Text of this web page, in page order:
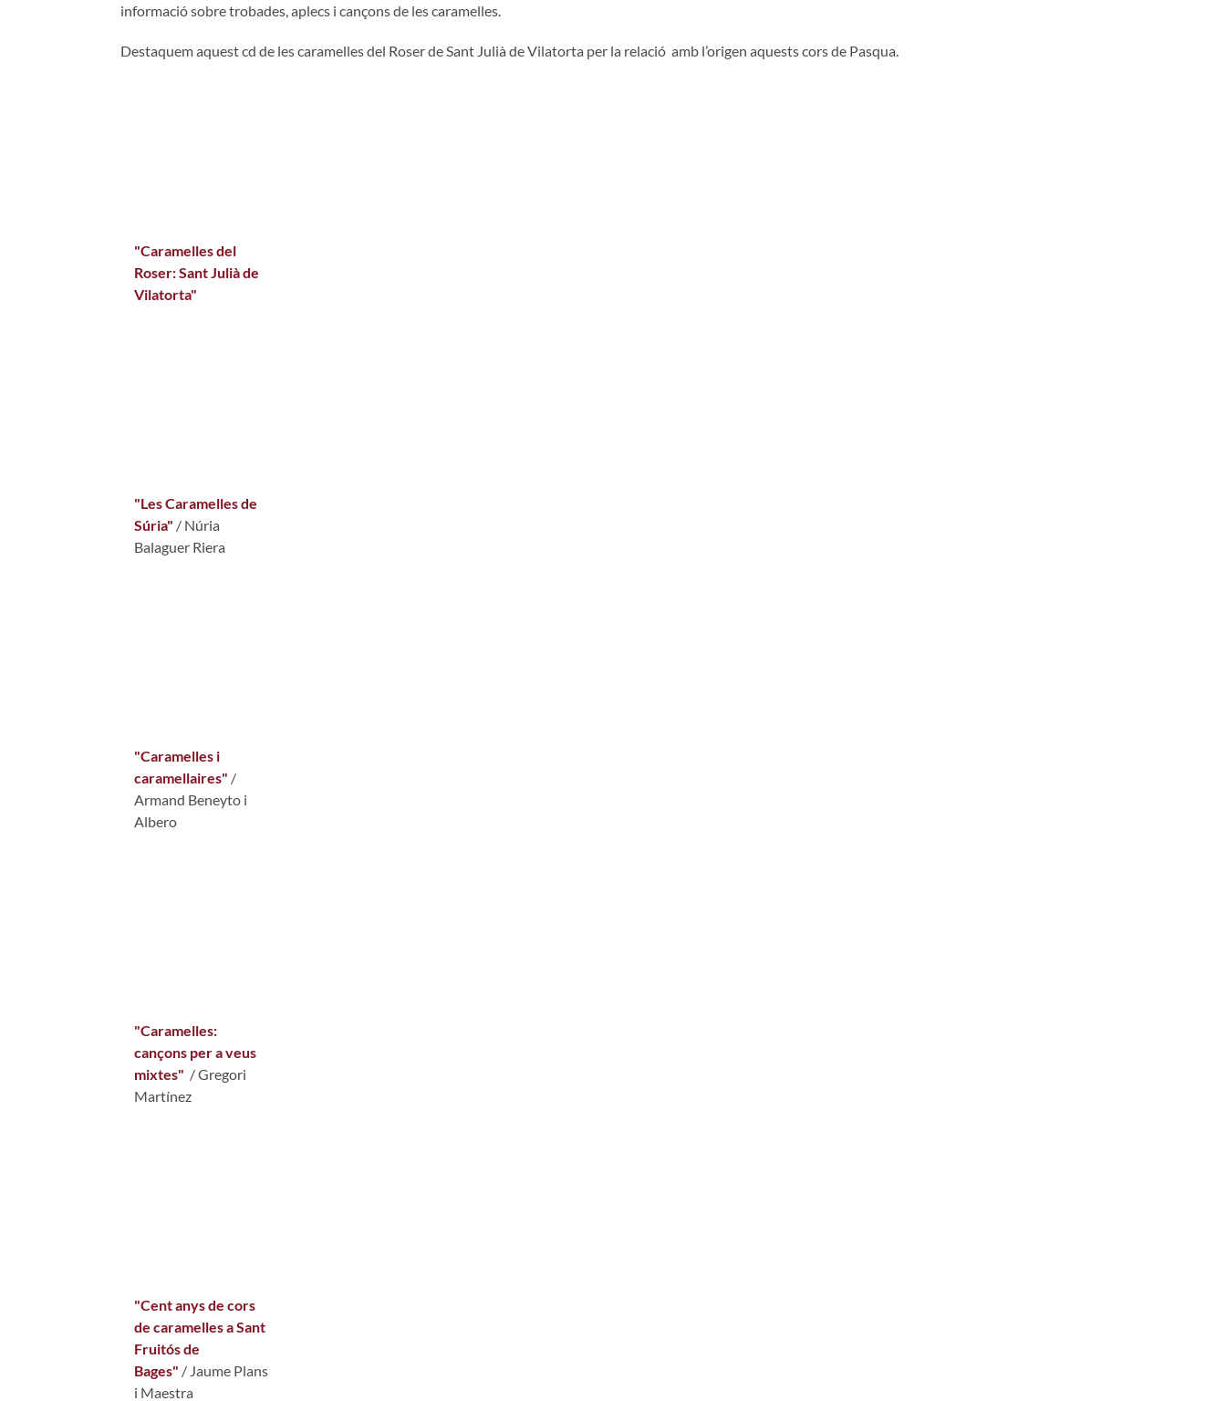
informació sobre trobades, aplecs i cançons de les caramelles.
Destaquem aquest cd de les caramelles del Roser de Sant Julià de Vilatorta per la relació amb l’origen aquests cors de Pasqua.
"Caramelles del
Roser: Sant Julià de
Vilatorta"
"Les Caramelles de
Súria" / Núria
Balaguer Riera
"Caramelles i
caramellaires" /
Armand Beneyto i
Albero
"Caramelles:
cançons per a veus
mixtes" / Gregori
Martínez
"Cent anys de cors
de caramelles a Sant
Fruitós de
Bages" / Jaume Plans
i Maestra